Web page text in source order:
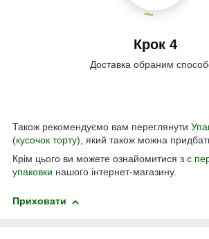
Крок 4
Доставка обраним
Також рекомендуємо вам переглянути
(кусочок торту), який також можна
Крім цього ви можете ознайомитися з с
упаковки нашого інтернет-магазину.
Приховати